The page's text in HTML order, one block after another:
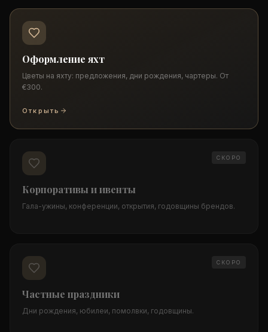
Оформление яхт
Цветы на яхту: предложения, дни рождения, чартеры. От
€300.
Открыть
СКОРО
Корпоративы и ивенты
Гала-ужины, конференции, открытия, годовщины брендов.
СКОРО
Частные праздники
Дни рождения, юбилеи, помолвки, годовщины.